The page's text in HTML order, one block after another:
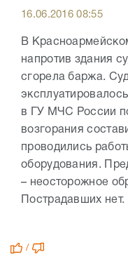
16.06.2016 08:55
В
напротив здания
сгорела баржа.
в ГУ МЧС России
возгорания
проводились
оборудования.
– неосторожное
Пострадавших нет.
/